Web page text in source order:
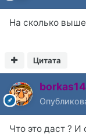
На сколько
Цитата
Что это даст ? И